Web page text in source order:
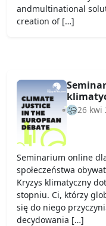
andmultinational
creation of […]
26 kwi
Seminarium online
społeczeństwa
Kryzys klimatyczny
stopniu. Ci, którzy
się do niego
decydowania […]